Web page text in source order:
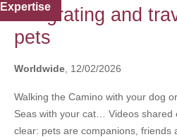
Expertise
Emigrating and
pets
Worldwide , 12/02/2026
Walking the Camino with your dog
Seas with your cat… Videos shared
clear: pets are companions, friends